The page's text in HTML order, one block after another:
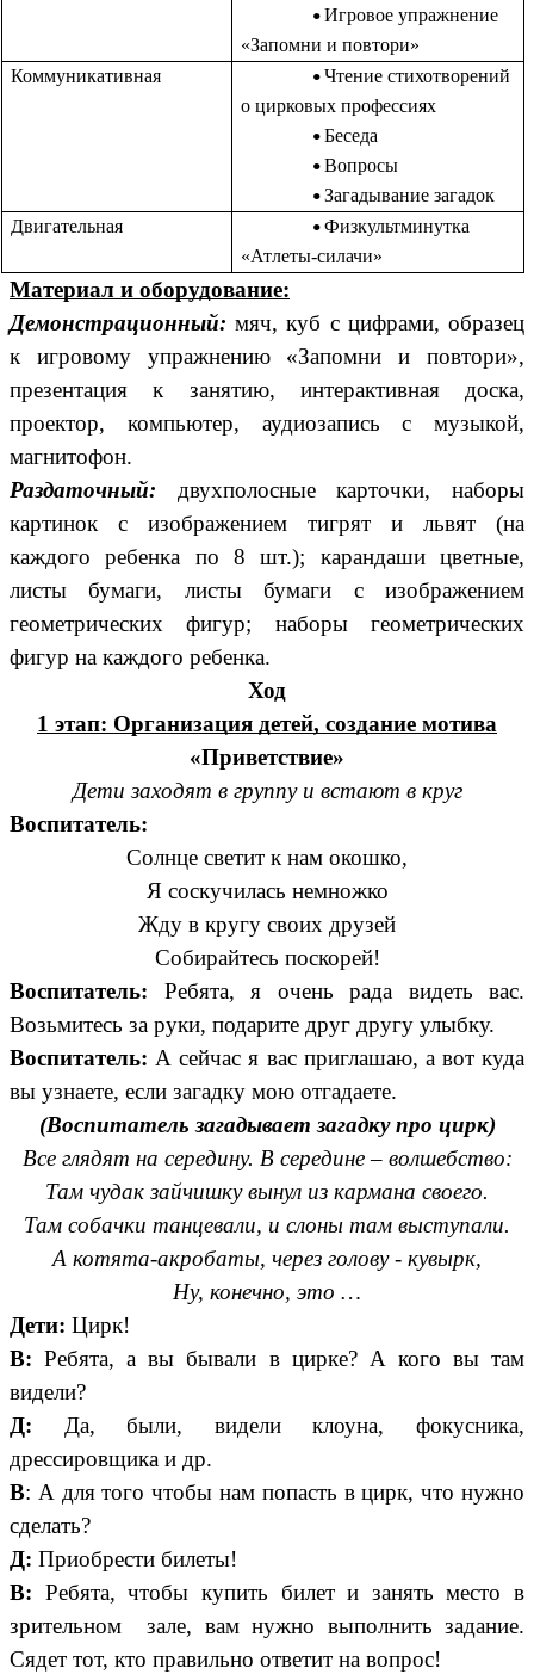
Игровое упражнение
«Запомни и повтори»
Коммуникативная
Чтение стихотворений
о цирковых профессиях
Беседа
Вопросы
Загадывание загадок
Двигательная
Физкультминутка
«Атлеты-силачи»
Материал и оборудование:
Демонстрационный:мяч, куб с цифрами, образец
к игровому упражнению «Запомни и повтори»,
презентация к занятию, интерактивная доска,
проектор, компьютер, аудиозапись с музыкой,
магнитофон.
Раздаточный: двухполосные карточки, наборы
картинок с изображением тигрят и львят (на
каждого ребенка по 8 шт.); карандаши цветные,
листы бумаги, листы бумаги сизображением
геометрических фигур; наборы геометрических
фигур на каждого ребенка.
Ход
1 этап: Организация детей, создание мотива
«Приветствие»
Дети заходят в группу и встают в круг
Воспитатель:
Солнце светит к нам окошко,
Я соскучилась немножко
Жду в кругу своих друзей
Собирайтесь поскорей!
Воспитатель: Ребята, я очень рада видеть вас.
Возьмитесь за руки, подарите друг другу улыбку.
Воспитатель: А сейчас я вас приглашаю, а вот куда
вы узнаете, если загадку мою отгадаете.
(Воспитатель загадывает загадку про цирк)
Все глядят на середину. В середине – волшебство:
Там чудак зайчишку вынул из кармана своего.
Там собачки танцевали, и слоны там выступали.
А котята-акробаты, через голову - кувырк,
Ну, конечно, это …
Дети: Цирк!
В: Ребята, а вы бывали в цирке? А кого вы там
видели?
Д: Да, были, видели клоуна, фокусника,
дрессировщика и др.
В: А для того чтобы нам попасть в цирк, что нужно
сделать?
Д: Приобрести билеты!
В: Ребята, чтобы купить билет и занять место в
зрительном зале, вам нужно выполнить задание.
Сядет тот, кто правильно ответит на вопрос!